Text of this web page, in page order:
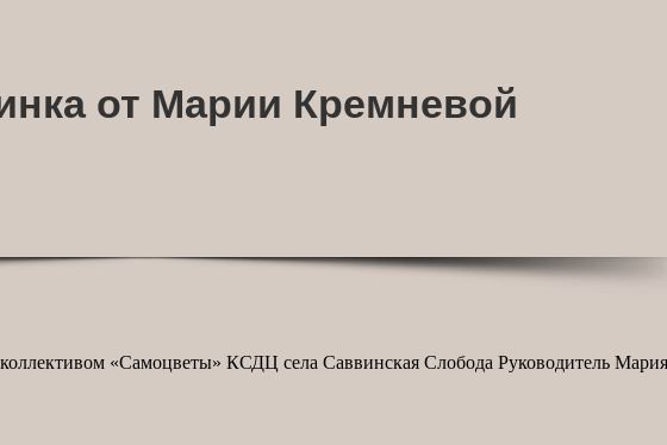
от Марии Кремневой
«Самоцветы» КСДЦ села Саввинская Слобода Руководитель